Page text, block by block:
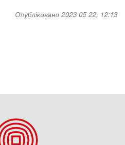
Опубліковано 2023 05 22, 12:13